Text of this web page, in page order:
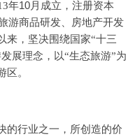
年10月成立，注册资本
游商品研发、房地产开发
来，坚决围绕国家“十三
展理念，以“生态旅游”为
。
的行业之一，所创造的价